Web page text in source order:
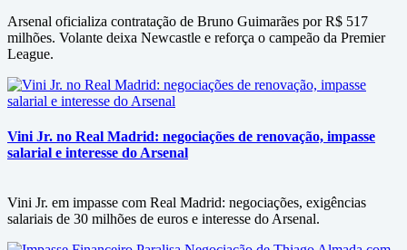
Arsenal oficializa contratação de Bruno Guimarães por R$ 517
milhões. Volante deixa Newcastle e reforça o campeão da Premier
League.
Vini Jr. no Real Madrid: negociações de renovação, impasse
salarial e interesse do Arsenal
Vini Jr. em impasse com Real Madrid: negociações, exigências
salariais de 30 milhões de euros e interesse do Arsenal.